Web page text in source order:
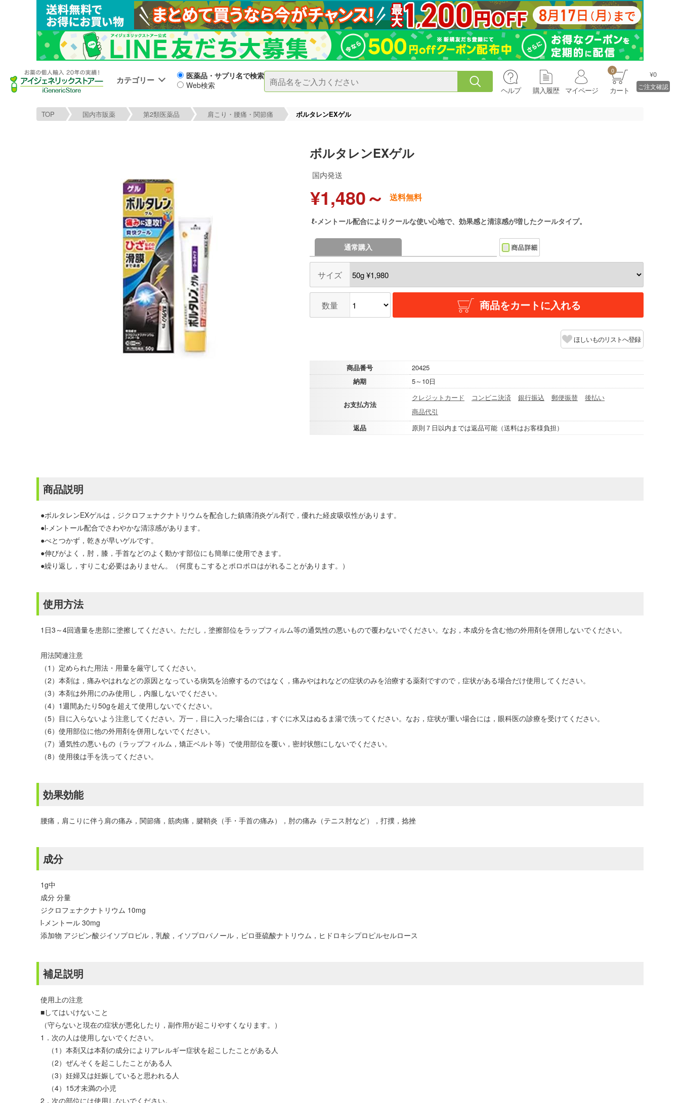
カテゴリー
医薬品・サプリ名で検索
Web検索
ヘルプ 購入履歴 マイページ
0
カート
¥0
ご注文確認
TOP 国内市販薬 第2類医薬品 肩こり・腰痛・関節痛 ボルタレンEXゲル
ボルタレンEXゲル
国内発送
¥1,480～ 送料無料
ℓ-メントール配合によりクールな使い心地で、効果感と清涼感が増したクールタイプ。
通常購入
サイズ
数量 商品をカートに入れる
ほしいものリストへ登録
商品番号
20425
納期
5～10日
お支払方法
クレジットカード コンビニ決済 銀行振込 郵便振替
後払い
商品代引
返品
原則７日以内までは返品可能（送料はお客様負担）
商品説明
●ボルタレンEXゲルは，ジクロフェナクナトリウムを配合した鎮痛消炎ゲル剤で，優れた経皮吸収性があります。
●l-メントール配合でさわやかな清涼感があります。
●べとつかず，乾きが早いゲルです。
●伸びがよく，肘，膝，手首などのよく動かす部位にも簡単に使用できます。
●繰り返し，すりこむ必要はありません。（何度もこするとポロポロはがれることがあります。）
使用方法
1日3～4回適量を患部に塗擦してください。ただし，塗擦部位をラップフィルム等の通気性の悪いもので覆わないでください。なお，本成分を含む他の外用剤を併用しないでください。
用法関連注意
（1）定められた用法・用量を厳守してください。
（2）本剤は，痛みやはれなどの原因となっている病気を治療するのではなく，痛みやはれなどの症状のみを治療する薬剤ですので，症状がある場合だけ使用してください。
（3）本剤は外用にのみ使用し，内服しないでください。
（4）1週間あたり50gを超えて使用しないでください。
（5）目に入らないよう注意してください。万一，目に入った場合には，すぐに水又はぬるま湯で洗ってください。なお，症状が重い場合には，眼科医の診療を受けてください。
（6）使用部位に他の外用剤を併用しないでください。
（7）通気性の悪いもの（ラップフィルム，矯正ベルト等）で使用部位を覆い，密封状態にしないでください。
（8）使用後は手を洗ってください。
効果効能
腰痛，肩こりに伴う肩の痛み，関節痛，筋肉痛，腱鞘炎（手・手首の痛み），肘の痛み（テニス肘など），打撲，捻挫
成分
1g中
成分 分量
ジクロフェナクナトリウム 10mg
l-メントール 30mg
添加物 アジピン酸ジイソプロピル，乳酸，イソプロパノール，ピロ亜硫酸ナトリウム，ヒドロキシプロピルセルロース
補足説明
使用上の注意
■してはいけないこと
（守らないと現在の症状が悪化したり，副作用が起こりやすくなります。）
1．次の人は使用しないでください。
（1）本剤又は本剤の成分によりアレルギー症状を起こしたことがある人
（2）ぜんそくを起こしたことがある人
（3）妊婦又は妊娠していると思われる人
（4）15才未満の小児
2．次の部位には使用しないでください。